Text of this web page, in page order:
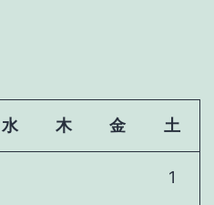
水 木 金 土
1